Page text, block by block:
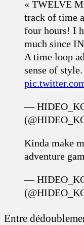
« TWELVE
track of time
four hours! I
much since
A time loop
sense of
—
Kinda make
adventure
—
Entre